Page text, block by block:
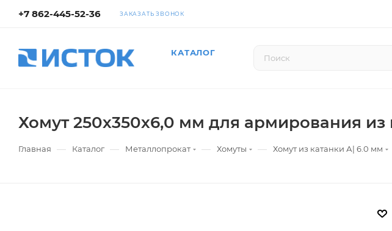
+7 862-445-52-36 ЗАКАЗАТЬ ЗВОНОК
КАТАЛОГ
Хомут 250х350х6,0 мм для армирования из
Главная — Каталог — Металлопрокат — Хомуты — Хомут из катанки А| 6.0 мм